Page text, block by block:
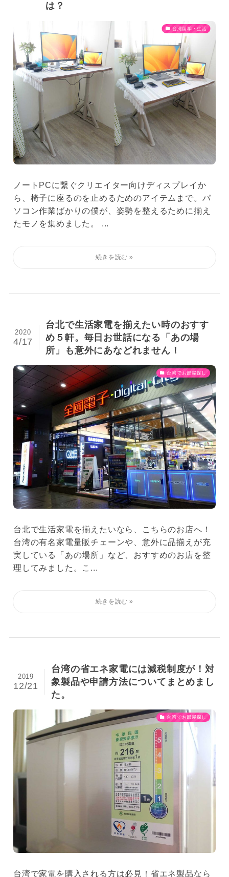
は？
台湾留学・生活
ノートPCに繋ぐクリエイター向けディスプレイか
ら、椅子に座るのを止めるためのアイテムまで。パ
ソコン作業ばかりの僕が、姿勢を整えるために揃え
たモノを集めました。 ...
台北で生活家電を揃えたい時のおすす
め５軒。毎日お世話になる「あの場
所」も意外にあなどれません！
2020
4/17
台湾でお部屋探し
台北で生活家電を揃えたいなら、こちらのお店へ！
台湾の有名家電量販チェーンや、意外に品揃えが充
実している「あの場所」など、おすすめのお店を整
理してみました。こ...
台湾の省エネ家電には減税制度が！対
象製品や申請方法についてまとめまし
た。
2019
12/21
台湾でお部屋探し
台湾で家電を購入される方は必見！省エネ製品なら